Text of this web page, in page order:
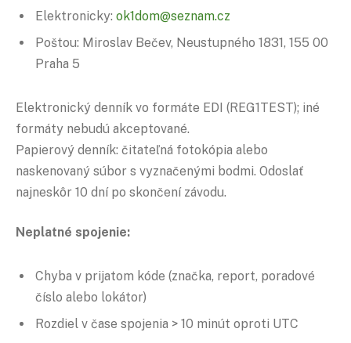
Elektronicky: ok1dom@seznam.cz
Poštou: Miroslav Bečev, Neustupného 1831, 155 00
Praha 5
Elektronický denník vo formáte EDI (REG1TEST); iné
formáty nebudú akceptované.
Papierový denník: čitateľná fotokópia alebo
naskenovaný súbor s vyznačenými bodmi. Odoslať
najneskôr 10 dní po skončení závodu.
Neplatné spojenie:
Chyba v prijatom kóde (značka, report, poradové
číslo alebo lokátor)
Rozdiel v čase spojenia > 10 minút oproti UTC